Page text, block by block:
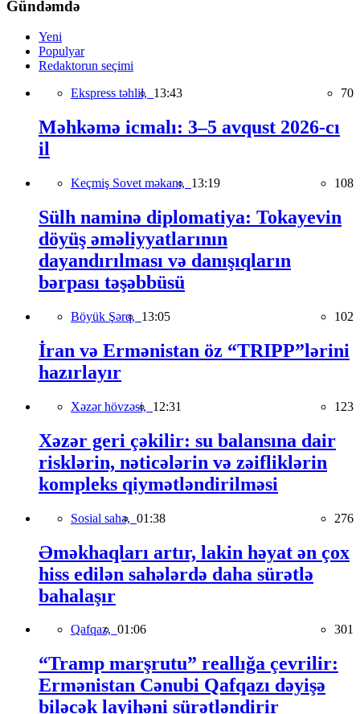
Gündəmdə
Yeni
Populyar
Redaktorun seçimi
Ekspress təhlil, 13:43 70
Məhkəmə icmalı: 3–5 avqust 2026-cı
il
Keçmiş Sovet məkanı, 13:19 108
Sülh naminə diplomatiya: Tokayevin
döyüş əməliyyatlarının
dayandırılması və danışıqların
bərpası təşəbbüsü
Böyük Şərq, 13:05 102
İran və Ermənistan öz “TRIPP”lərini
hazırlayır
Xəzər hövzəsi, 12:31 123
Xəzər geri çəkilir: su balansına dair
risklərin, nəticələrin və zəifliklərin
kompleks qiymətləndirilməsi
Sosial sahə, 01:38 276
Əməkhaqları artır, lakin həyat ən çox
hiss edilən sahələrdə daha sürətlə
bahalaşır
Qafqaz, 01:06 301
“Tramp marşrutu” reallığa çevrilir:
Ermənistan Cənubi Qafqazı dəyişə
biləcək layihəni sürətləndirir